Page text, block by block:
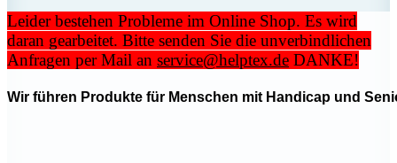
Leider bestehen Probleme im Online Shop. Es wird
daran gearbeitet. Bitte senden Sie die unverbindlichen
Anfragen per Mail an service@helptex.de DANKE!
Wir führen Produkte für Menschen mit Handicap und